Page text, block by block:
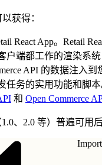
获得：
React App。Retail
户端都工作的渲染系
API 的数据注入到
任务的实用功能和脚本
和 Open Commerce
、2.0 等）普遍可用